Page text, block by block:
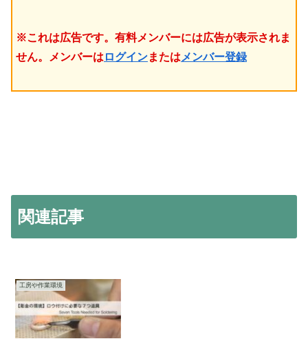
※これは広告です。有料メンバーには広告が表示されま
せん。メンバーは ログインまたは メンバー登録
関連記事
工房や作業環境